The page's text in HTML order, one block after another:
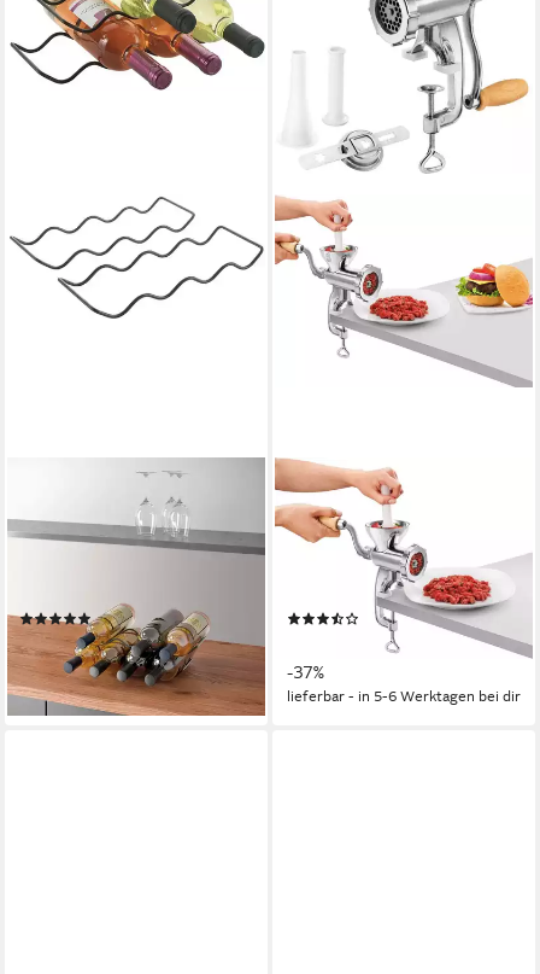
Weinflaschenhalter Wave20
Lava, (Set, 2-St), Metall,
(3)
13,78 € UVP16,99 €
-19%
lieferbar - in 3-4 Werktagen bei dir
METALTEX
Fleischwolf Jack Alu Grösse
5, mit Spritzgebäckaufsatz,
Wurstfülltrichter, Stößel, H.
25cm, T. 14,5cm
(131)
UVP
-37%
lieferbar - in 5-6 Werktagen bei dir